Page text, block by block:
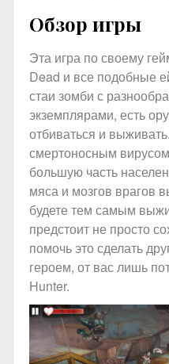
Обзор игры
Эта игра по своему
Dead и все подобные
стаи зомби с
экземплярами, есть
отбиваться и
смертоносным
большую часть
мяса и мозгов врагов
будете тем самым
предстоит не просто
помочь это сделать
героем, от вас лишь
Hunter.